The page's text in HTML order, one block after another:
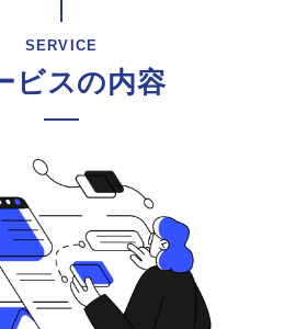
SERVICE
ビスの内容